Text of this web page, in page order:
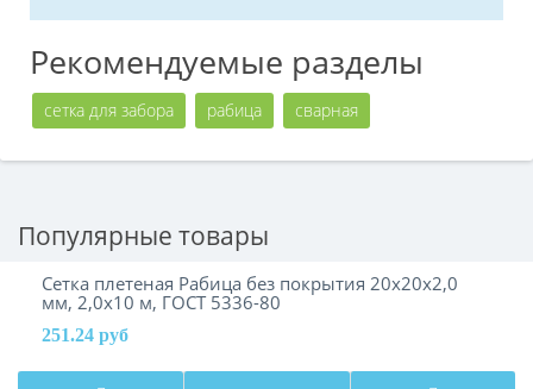
Рекомендуемые разделы
сетка для забора рабица сварная
Популярные товары
Сетка плетеная Рабица без покрытия 20х20х2,0
мм, 2,0х10 м, ГОСТ 5336-80
251.24 руб